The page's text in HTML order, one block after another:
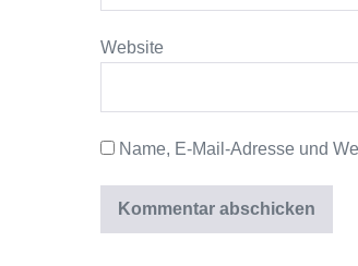
Website
Name, E-Mail-Adresse und